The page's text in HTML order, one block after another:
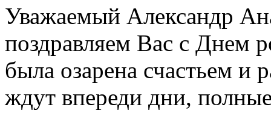
Уважаемый Александр
поздравляем Вас с Днем
была озарена счастьем
ждут впереди дни,